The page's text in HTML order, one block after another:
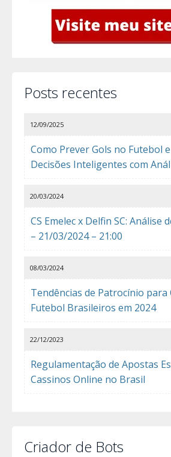
Posts recentes
Como Prever Gols no Futebol
Decisões Inteligentes com
12/09/2025
CS Emelec x Delfin SC: Análise
– 21/03/2024 – 21:00
20/03/2024
Tendências de Patrocínio para
Futebol Brasileiros em 2024
08/03/2024
Regulamentação de Apostas
Cassinos Online no Brasil
22/12/2023
Criador de Bots